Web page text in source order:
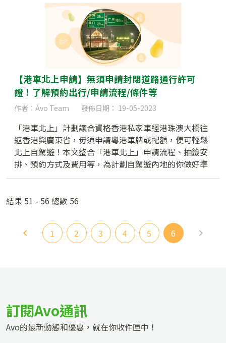
【港車北上申請】無須申請封閉道路通行許可
證！了解預約出行/申請流程/條件等
作者：Avo Team 發佈日期： 19-05-2023
「港車北上」計劃讓合資格香港私家車經港珠澳大橋往
返香港與廣東省，毋須申請粵港車牌或配額，便可輕鬆
北上自駕遊！本文整合「港車北上」申請流程、抽籤安
排、預約方式及費用等，為計劃自駕遊內地的你做好準
備！
結果 51 - 56 總數 56
1 2 3 4 5 6
訂閱Avo通訊
Avo的最新動態和優惠，就在你收件匣中！